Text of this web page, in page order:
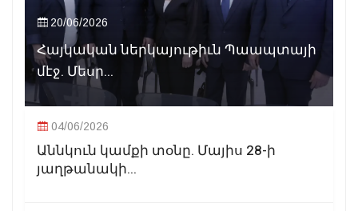
20/06/2026
Հայկական ներկայութիւն Պաապտայի
մէջ. Մեսր...
04/06/2026
Աննկուն կամքի տօնը. Մայիս 28-ի
յաղթանակի...